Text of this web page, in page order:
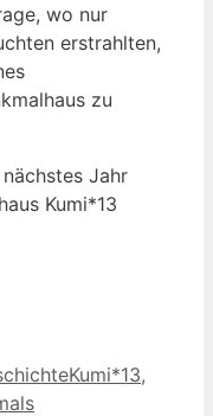
wo nur
erstrahlten,
zu
Jahr
Kumi*13
,